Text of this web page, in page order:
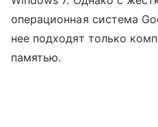
операционная система
нее подходят только
памятью.